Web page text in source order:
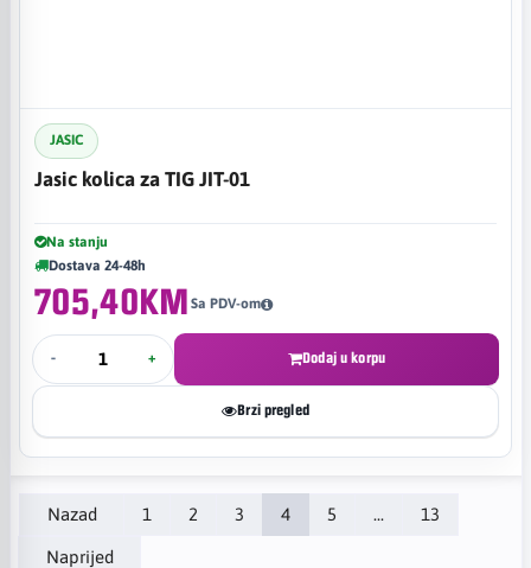
JASIC
Jasic kolica za TIG JIT-01
Na stanju
Dostava 24-48h
705,40KM Sa PDV-om
- + Dodaj u korpu
Brzi pregled
Nazad 1 2 3 4 5 ... 13
Naprijed